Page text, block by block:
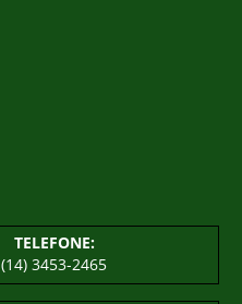
TELEFONE:
(14) 3453-2465